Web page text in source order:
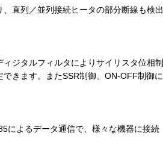
直列／並列接続ヒータの部分断線も検出
ジタルフィルタによりサイリスタ位相制
きます。またSSR制御、ON-OFF制御に
によるデータ通信で、様々な機器に接続